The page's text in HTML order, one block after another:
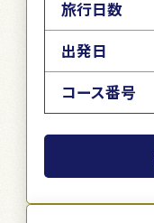
旅行日数
出発日
コース番号